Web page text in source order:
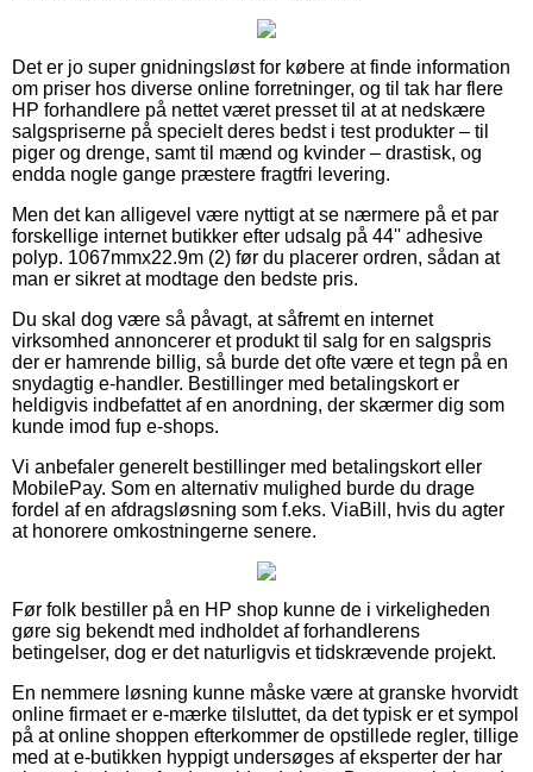
Det er jo super gnidningsløst for købere at finde information
om priser hos diverse online forretninger, og til tak har flere
HP forhandlere på nettet været presset til at at nedskære
salgspriserne på specielt deres bedst i test produkter – til
piger og drenge, samt til mænd og kvinder – drastisk, og
endda nogle gange præstere fragtfri levering.
Men det kan alligevel være nyttigt at se nærmere på et par
forskellige internet butikker efter udsalg på 44'' adhesive
polyp. 1067mmx22.9m (2) før du placerer ordren, sådan at
man er sikret at modtage den bedste pris.
Du skal dog være så påvagt, at såfremt en internet
virksomhed annoncerer et produkt til salg for en salgspris
der er hamrende billig, så burde det ofte være et tegn på en
snydagtig e-handler. Bestillinger med betalingskort er
heldigvis indbefattet af en anordning, der skærmer dig som
kunde imod fup e-shops.
Vi anbefaler generelt bestillinger med betalingskort eller
MobilePay. Som en alternativ mulighed burde du drage
fordel af en afdragsløsning som f.eks. ViaBill, hvis du agter
at honorere omkostningerne senere.
Før folk bestiller på en HP shop kunne de i virkeligheden
gøre sig bekendt med indholdet af forhandlerens
betingelser, dog er det naturligvis et tidskrævende projekt.
En nemmere løsning kunne måske være at granske hvorvidt
online firmaet er e-mærke tilsluttet, da det typisk er et sympol
på at online shoppen efterkommer de opstillede regler, tillige
med at e-butikken hyppigt undersøges af eksperter der har